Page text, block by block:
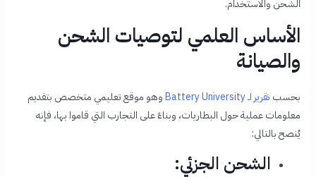
الشحن والاستخدام.
الأساس العلمي لتوصيات الشحن
والصيانة
بحسب تقرير لـ Battery University
وهو موقع تعليمي متخصص بتقديم
معلومات عملية حول البطاريات، وبناءً على التجارب التي قاموا بها، فإنه
يُنصح بالتالي:
الشحن الجزئي: